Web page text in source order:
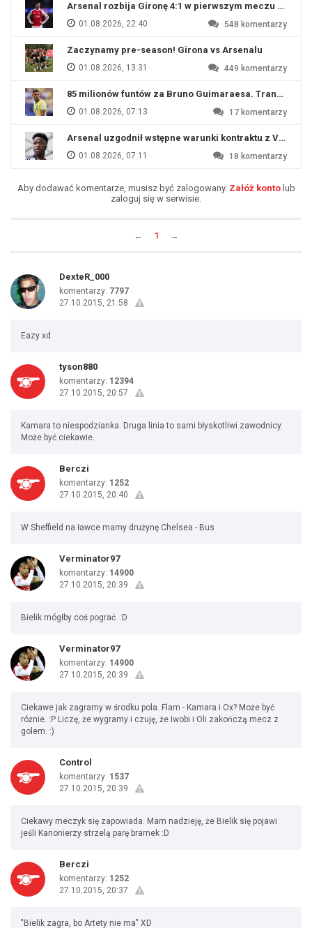
Arsenal rozbija Gironę 4:1 w pierwszym meczu
01.08.2026, 22:40 548 komentarzy
Zaczynamy pre-season! Girona vs Arsenalu
01.08.2026, 13:31 449 komentarzy
85 milionów funtów za Bruno Guimaraesa. Transfer
01.08.2026, 07:13 17 komentarzy
Arsenal uzgodnił wstępne warunki kontraktu z
01.08.2026, 07:11 18 komentarzy
Aby dodawać komentarze, musisz być zalogowany. Załóż kontolub
zaloguj się w serwisie.
← 1 →
DexteR_000
komentarzy: 7797
27.10.2015, 21:58
Eazy xd
tyson880
komentarzy: 12394
27.10.2015, 20:57
Kamara to niespodzianka. Druga linia to sami błyskotliwi zawodnicy.
Może być ciekawie.
Berczi
komentarzy: 1252
27.10.2015, 20:40
W Sheffield na ławce mamy drużynę Chelsea - Bus
Verminator97
komentarzy: 14900
27.10.2015, 20:39
Bielik mógłby coś pograć. :D
Verminator97
komentarzy: 14900
27.10.2015, 20:39
Ciekawe jak zagramy w środku pola. Flam - Kamara i Ox? Może być
różnie. :P Liczę, że wygramy i czuję, że Iwobi i Oli zakończą mecz z
golem. :)
Control
komentarzy: 1537
27.10.2015, 20:39
Ciekawy meczyk się zapowiada. Mam nadzieję, że Bielik się pojawi
jeśli Kanonierzy strzelą parę bramek :D
Berczi
komentarzy: 1252
27.10.2015, 20:37
"Bielik zagra, bo Artety nie ma" XD